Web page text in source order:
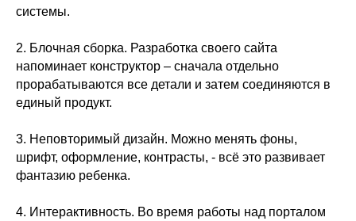
системы.
2. Блочная сборка. Разработка своего сайта
напоминает конструктор – сначала отдельно
прорабатываются все детали и затем соединяются в
единый продукт.
3. Неповторимый дизайн. Можно менять фоны,
шрифт, оформление, контрасты, - всё это развивает
фантазию ребенка.
4. Интерактивность. Во время работы над порталом